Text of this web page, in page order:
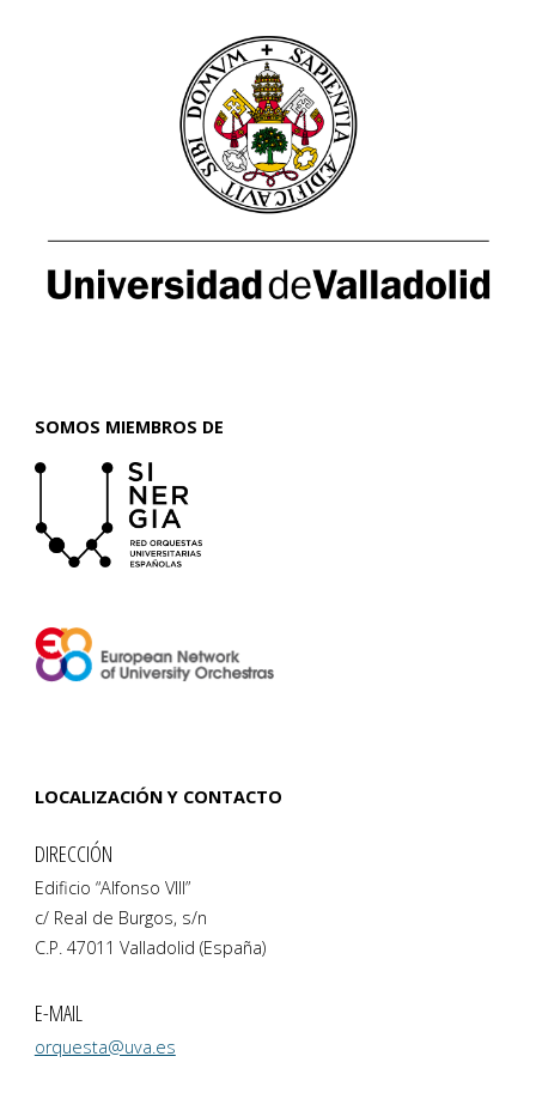
SOMOS MIEMBROS DE
LOCALIZACIÓN Y CONTACTO
DIRECCIÓN
Edificio “Alfonso VIII”
c/ Real de Burgos, s/n
C.P. 47011 Valladolid (España)
E-MAIL
orquesta@uva.es